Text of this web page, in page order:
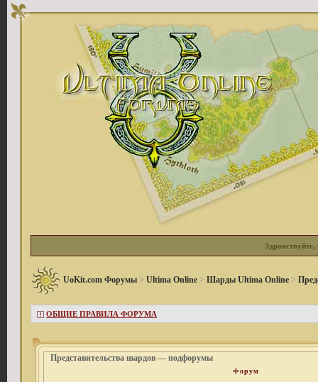
Здравствуйте,
UoKit.com Форумы > Ultima Online > Шарды Ultima Online >
ОБЩИЕ ПРАВИЛА ФОРУМА
Представительства шардов — подфорумы
Форум